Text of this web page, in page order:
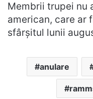
Membrii trupei nu
american, care ar
sfârșitul lunii
anulare